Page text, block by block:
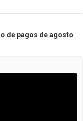
de pagos de agosto